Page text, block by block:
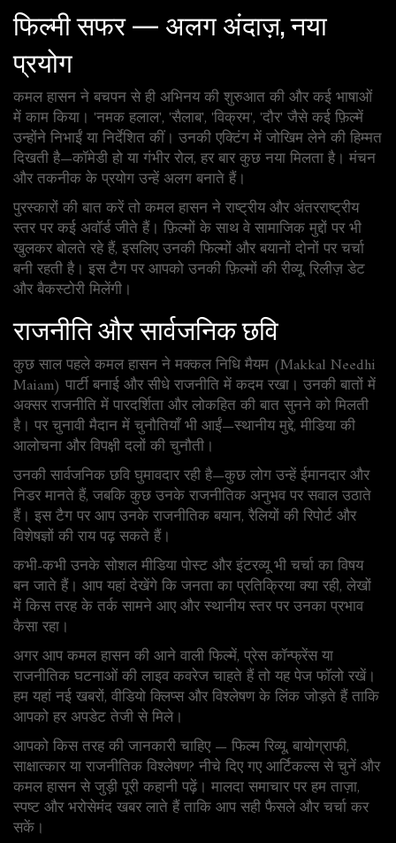
फिल्मी सफर — अलग अंदाज़, नया
प्रयोग
कमल हासन ने बचपन से ही अभिनय की शुरुआत की और कई भाषाओं
में काम किया। 'नमक हलाल', 'सैलाब', 'विक्रम', 'दौर' जैसे कई फ़िल्में
उन्होंने निभाईं या निर्देशित कीं। उनकी एक्टिंग में जोखिम लेने की हिम्मत
दिखती है—कॉमेडी हो या गंभीर रोल, हर बार कुछ नया मिलता है। मंचन
और तकनीक के प्रयोग उन्हें अलग बनाते हैं।
पुरस्कारों की बात करें तो कमल हासन ने राष्ट्रीय और अंतरराष्ट्रीय
स्तर पर कई अवॉर्ड जीते हैं। फ़िल्मों के साथ वे सामाजिक मुद्दों पर भी
खुलकर बोलते रहे हैं, इसलिए उनकी फिल्मों और बयानों दोनों पर चर्चा
बनी रहती है। इस टैग पर आपको उनकी फ़िल्मों की रीव्यू, रिलीज़ डेट
और बैकस्टोरी मिलेंगी।
राजनीति और सार्वजनिक छवि
कुछ साल पहले कमल हासन ने मक्कल निधि मैयम (Makkal Needhi
Maiam) पार्टी बनाई और सीधे राजनीति में कदम रखा। उनकी बातों में
अक्सर राजनीति में पारदर्शिता और लोकहित की बात सुनने को मिलती
है। पर चुनावी मैदान में चुनौतियाँ भी आईं—स्थानीय मुद्दे, मीडिया की
आलोचना और विपक्ष़ी दलों की चुनौती।
उनकी सार्वजनिक छवि घुमावदार रही है—कुछ लोग उन्हें ईमानदार और
निडर मानते हैं, जबकि कुछ उनके राजनीतिक अनुभव पर सवाल उठाते
हैं। इस टैग पर आप उनके राजनीतिक बयान, रैलियों की रिपोर्ट और
विशेषज्ञों की राय पढ़ सकते हैं।
कभी-कभी उनके सोशल मीडिया पोस्ट और इंटरव्यू भी चर्चा का विषय
बन जाते हैं। आप यहां देखेंगे कि जनता का प्रतिक्रिया क्या रही, लेखों
में किस तरह के तर्क सामने आए और स्थानीय स्तर पर उनका प्रभाव
कैसा रहा।
अगर आप कमल हासन की आने वाली फिल्में, प्रेस कॉन्फ्रेंस या
राजनीतिक घटनाओं की लाइव कवरेज चाहते हैं तो यह पेज फॉलो रखें।
हम यहां नई खबरों, वीडियो क्लिप्स और विश्लेषण के लिंक जोड़ते हैं ताकि
आपको हर अपडेट तेजी से मिले।
आपको किस तरह की जानकारी चाहिए — फिल्म रिव्यू, बायोग्राफी,
साक्षात्कार या राजनीतिक विश्लेषण? नीचे दिए गए आर्टिकल्स से चुनें और
कमल हासन से जुड़ी पूरी कहानी पढ़ें। मालदा समाचार पर हम ताज़ा,
स्पष्ट और भरोसेमंद खबर लाते हैं ताकि आप सही फैसले और चर्चा कर
सकें।